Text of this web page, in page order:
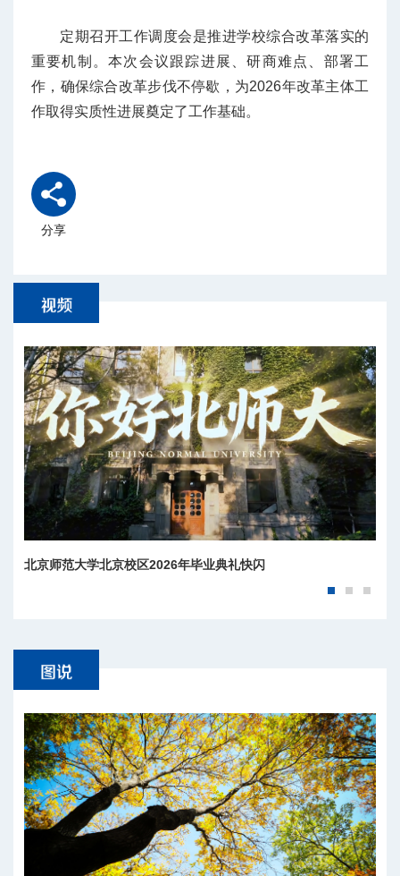
定期召开工作调度会是推进学校综合改革落实的
重要机制。本次会议跟踪进展、研商难点、部署工
作，确保综合改革步伐不停歇，为2026年改革主体工
作取得实质性进展奠定了工作基础。
分享
北京师范大学北京校区2026年毕业典礼快闪
北京师范大学校长于吉红发出邀请，欢迎报考北师大！